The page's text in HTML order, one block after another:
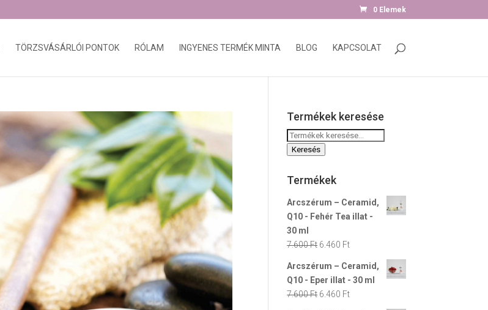
0 Elemek
TÖRZSVÁSÁRLÓI PONTOK RÓLAM INGYENES TERMÉK MINTA BLOG KAPCSOLAT
Termékek keresése
Keresés
Keresés
Termékek
Arcszérum – Ceramid,
Q10 - Fehér Tea illat -
30 ml
7.600Ft Original
was:
7.600 Ft.
6.460 FtCurrent
is:
6.460 Ft.
Arcszérum – Ceramid,
Q10 - Eper illat - 30 ml
7.600Ft Original
6.460 FtCurrent